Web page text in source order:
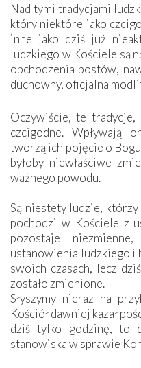
Nad tymi tradycjami
który niektóre jako
inne jako dziś już
ludzkiego w Kościele są
obchodzenia postów,
duchowny, oficjalna
Oczywiście, te
czcigodne. Wpływają
tworzą ich pojęcie o
byłoby niewłaściwe
ważnego powodu.
Są niestety ludzie,
pochodzi w Kościele z
pozostaje
ustanowienia ludzkiego i
swoich czasach, lecz
zostało zmienione.
Słyszymy nieraz na
Kościół dawniej kazał
dziś tylko godzinę, to
stanowiska w sprawie